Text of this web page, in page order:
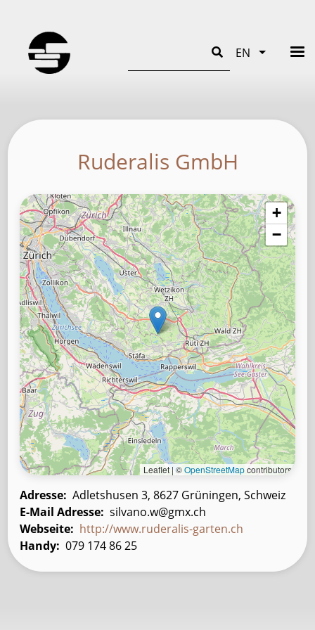
EN List
Ruderalis GmbH
+
−
Leaflet | ©OpenStreetMapcontributors
Adresse
Adletshusen 3, 8627 Grüningen, Schweiz
E-Mail Adresse
silvano.w@gmx.ch
Webseite
http://www.ruderalis-garten.ch
Handy
079 174 86 25